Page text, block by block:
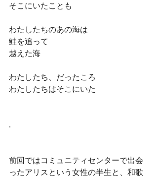
そこにいたことも
わたしたちのあの海は
鮭を追って
越えた海
わたしたち、だったころ
わたしたちはそこにいた
.
前回ではコミュニティセンターで出会
ったアリスという女性の半生と、和歌